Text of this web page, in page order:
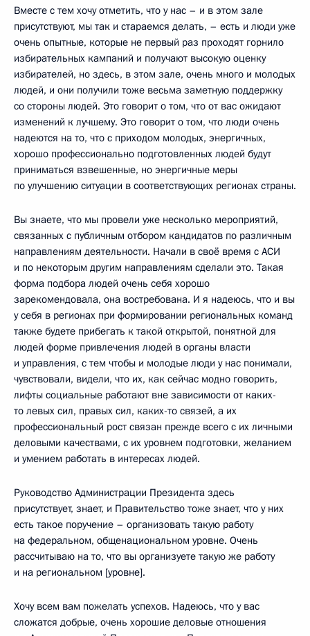
Вместе с тем хочу отметить, что у нас – и в этом зале
присутствуют, мы так и стараемся делать, – есть и люди уже
очень опытные, которые не первый раз проходят горнило
избирательных кампаний и получают высокую оценку
избирателей, но здесь, в этом зале, очень много и молодых
людей, и они получили тоже весьма заметную поддержку
со стороны людей. Это говорит о том, что от вас ожидают
изменений к лучшему. Это говорит о том, что люди очень
надеются на то, что с приходом молодых, энергичных,
хорошо профессионально подготовленных людей будут
приниматься взвешенные, но энергичные меры
по улучшению ситуации в соответствующих регионах страны.
Вы знаете, что мы провели уже несколько мероприятий,
связанных с публичным отбором кандидатов по различным
направлениям деятельности. Начали в своё время с АСИ
и по некоторым другим направлениям сделали это. Такая
форма подбора людей очень себя хорошо
зарекомендовала, она востребована. И я надеюсь, что и вы
у себя в регионах при формировании региональных команд
также будете прибегать к такой открытой, понятной для
людей форме привлечения людей в органы власти
и управления, с тем чтобы и молодые люди у нас понимали,
чувствовали, видели, что их, как сейчас модно говорить,
лифты социальные работают вне зависимости от каких-
то левых сил, правых сил, каких-то связей, а их
профессиональный рост связан прежде всего с их личными
деловыми качествами, с их уровнем подготовки, желанием
и умением работать в интересах людей.
Руководство Администрации Президента здесь
присутствует, знает, и Правительство тоже знает, что у них
есть такое поручение – организовать такую работу
на федеральном, общенациональном уровне. Очень
рассчитываю на то, что вы организуете такую же работу
и на региональном [уровне].
Хочу всем вам пожелать успехов. Надеюсь, что у вас
сложатся добрые, очень хорошие деловые отношения